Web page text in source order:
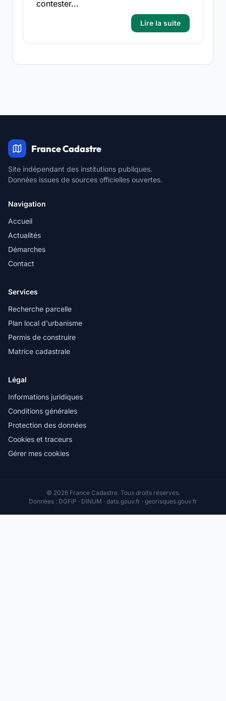
contester...
Lire la suite
France Cadastre
Site indépendant des institutions publiques.
Données issues de sources officielles ouvertes.
Navigation
Accueil
Actualités
Démarches
Contact
Services
Recherche parcelle
Plan local d'urbanisme
Permis de construire
Matrice cadastrale
Légal
Informations juridiques
Conditions générales
Protection des données
Cookies et traceurs
Gérer mes cookies
© 2026 France Cadastre. Tous droits réservés.
Données : DGFiP · DINUM · data.gouv.fr · georisques.gouv.fr